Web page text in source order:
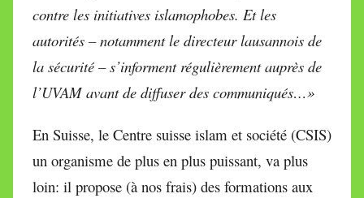
contre les initiatives islamophobes. Et les
autorités – notamment le directeur lausannois de
la sécurité – s’informent régulièrement auprès de
l’UVAM avant de diffuser des communiqués…»
En Suisse, le Centre suisse islam et société (CSIS)
un organisme de plus en plus puissant, va plus
loin: il propose (à nos frais) des formations aux